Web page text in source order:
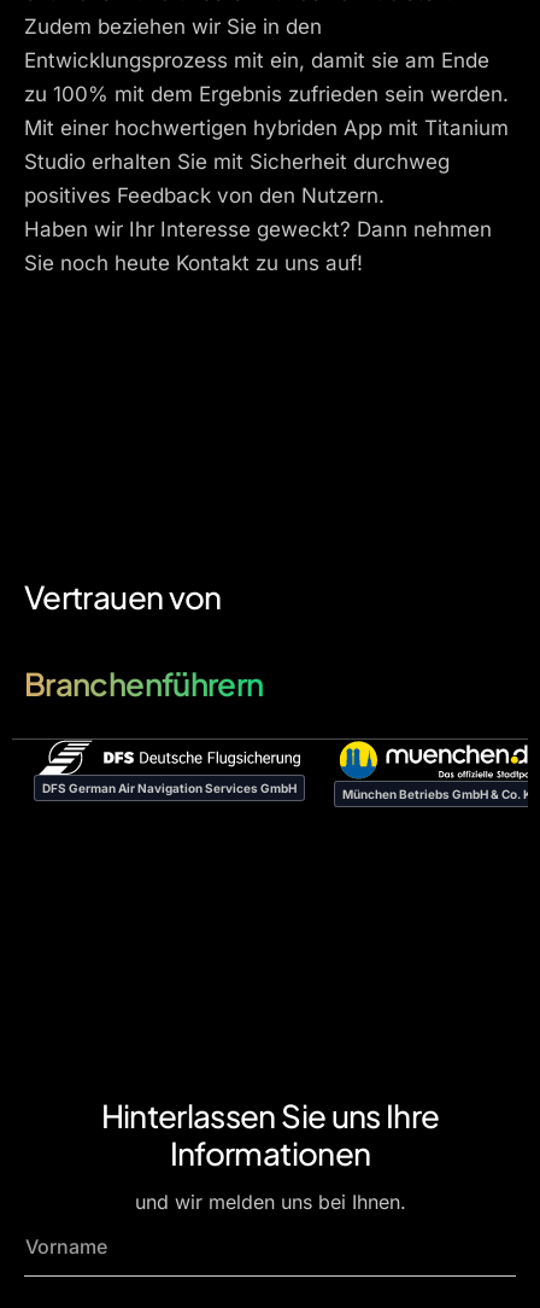
Zudem beziehen wir Sie in den
Entwicklungsprozess mit ein, damit sie am Ende
zu 100% mit dem Ergebnis zufrieden sein werden.
Mit einer hochwertigen hybriden App mit Titanium
Studio erhalten Sie mit Sicherheit durchweg
positives Feedback von den Nutzern.
Haben wir Ihr Interesse geweckt? Dann nehmen
Sie noch heute Kontakt zu uns auf!
Vertrauen von
Branchenführern
DFS German Air Navigation Services GmbH München Betriebs GmbH & Co. KG
Hinterlassen Sie uns Ihre
Informationen
und wir melden uns bei Ihnen.